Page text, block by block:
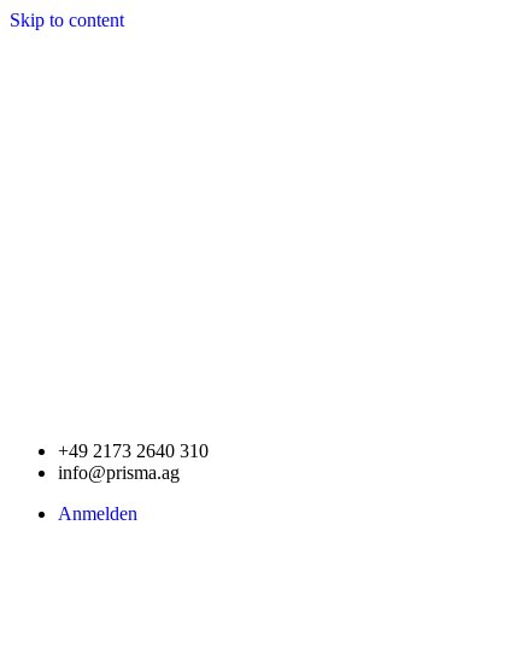
Skip to content
+49 2173 2640 310
info@prisma.ag
Anmelden